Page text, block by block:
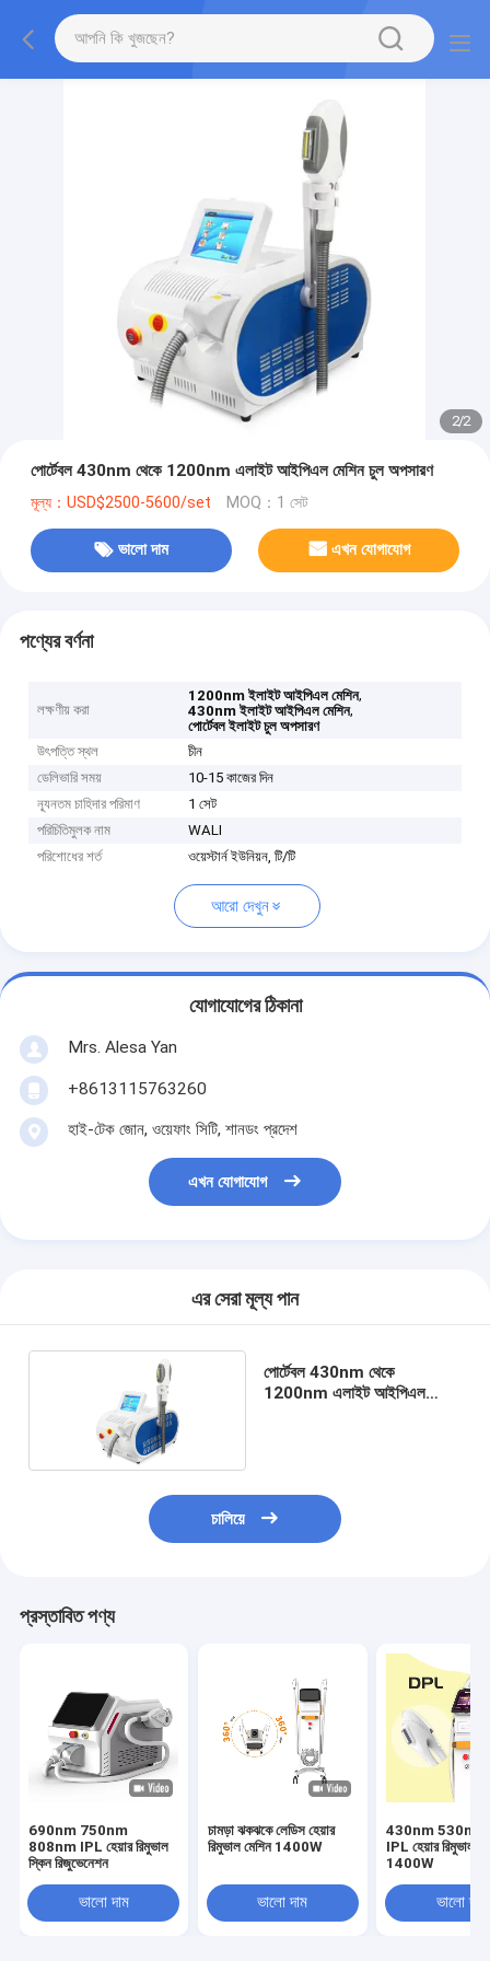
2/2
পোর্টেবল 430nm থেকে 1200nm এলাইট আইপিএল মেশিন চুল অপসারণ
মূল্য：USD$2500-5600/set MOQ：1 সেট
ভালো দাম এখন যোগাযোগ
পণ্যের বর্ণনা
লক্ষণীয় করা
1200nm ইলাইট আইপিএল মেশিন,
430nm ইলাইট আইপিএল মেশিন,
পোর্টেবল ইলাইট চুল অপসারণ
উৎপত্তি স্থল
চীন
ডেলিভারি সময়
10-15 কাজের দিন
ন্যূনতম চাহিদার পরিমাণ
1 সেট
পরিচিতিমুলক নাম
WALI
পরিশোধের শর্ত
ওয়েস্টার্ন ইউনিয়ন, টি/টি
আরো দেখুন
যোগাযোগের ঠিকানা
Mrs. Alesa Yan
+8613115763260
হাই-টেক জোন, ওয়েফাং সিটি, শানডং প্রদেশ
এখন যোগাযোগ
এর সেরা মূল্য পান
পোর্টেবল 430nm থেকে
1200nm এলাইট আইপিএল
চালিয়ে
প্রস্তাবিত পণ্য
690nm 750nm
808nm IPL হেয়ার রিমুভাল
স্কিন রিজুভেনেশন
ভালো দাম
চামড়া ঝকঝকে লেডিস হেয়ার
রিমুভাল মেশিন 1400W
ভালো দাম
430nm
IPL হেয়ার রিমুভাল
1400W
ভালো দাম